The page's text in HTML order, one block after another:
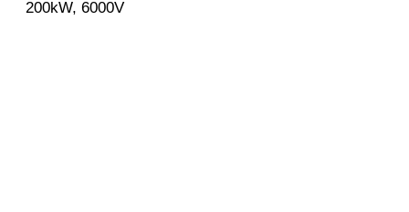
200kW, 6000V